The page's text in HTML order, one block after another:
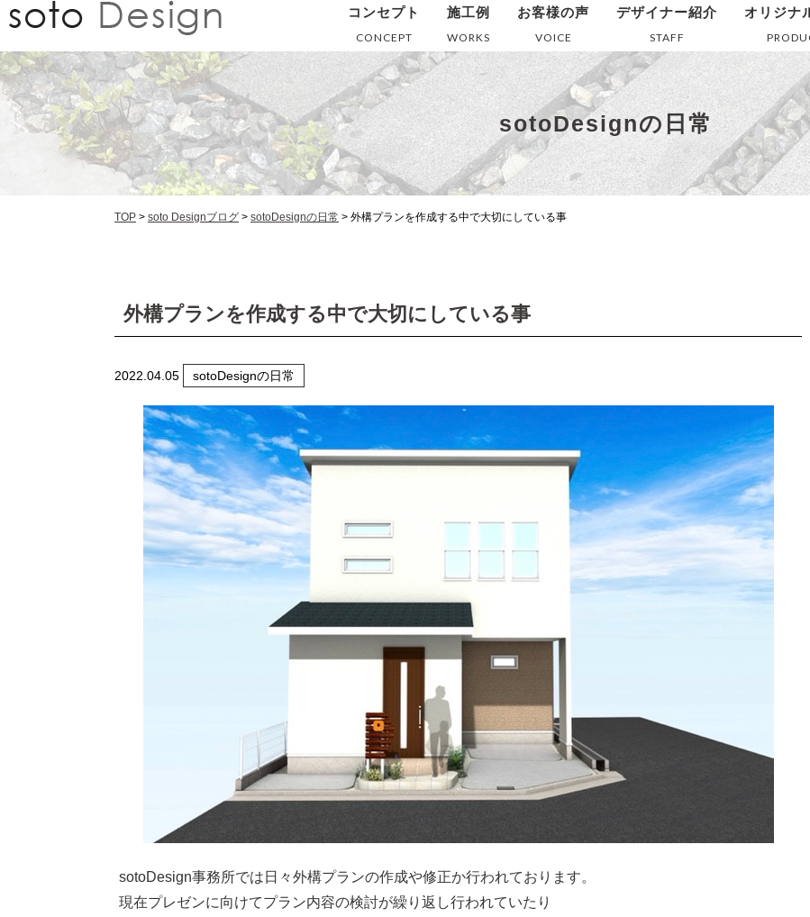
コンセプト
CONCEPT
施工例
WORKS
お客様の声
VOICE
デザイナー紹介
STAFF
オリジナ
sotoDesignの日常
TOP > soto Designブログ > sotoDesignの日常 > 外構プランを作成する中で大切にしている事
外構プランを作成する中で大切にしている事
2022.04.05 sotoDesignの日常
sotoDesign事務所では日々外構プランの作成や修正か行われております。
現在プレゼンに向けてプラン内容の検討が繰り返し行われていたり